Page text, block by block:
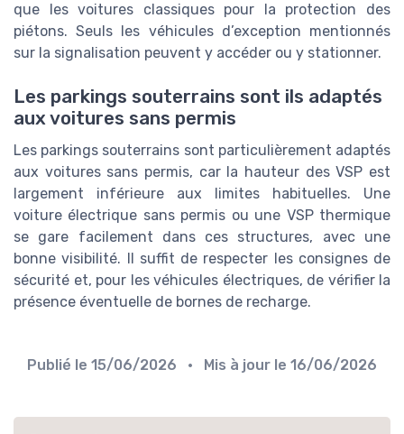
que les voitures classiques pour la protection des
piétons. Seuls les véhicules d’exception mentionnés
sur la signalisation peuvent y accéder ou y stationner.
Les parkings souterrains sont ils adaptés
aux voitures sans permis
Les parkings souterrains sont particulièrement adaptés
aux voitures sans permis, car la hauteur des VSP est
largement inférieure aux limites habituelles. Une
voiture électrique sans permis ou une VSP thermique
se gare facilement dans ces structures, avec une
bonne visibilité. Il suffit de respecter les consignes de
sécurité et, pour les véhicules électriques, de vérifier la
présence éventuelle de bornes de recharge.
Publié le 15/06/2026 • Mis à jour le 16/06/2026